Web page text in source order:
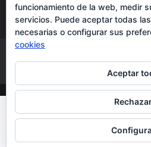
Política de cookies
funcionamiento de la web, medir
servicios. Puede aceptar todas
necesarias o configurar sus
cookies
Aceptar